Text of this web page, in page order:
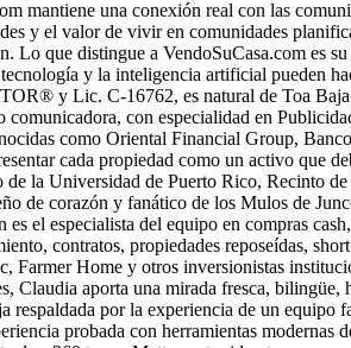
mantiene una conexión real con las
y el valor de vivir en comunidades
Lo que distingue a VendoSuCasa.com es
y la inteligencia artificial pueden
y Lic. C-16762, es natural de Toa
con especialidad en
como Oriental Financial Group,
cada propiedad como un activo que
la Universidad de Puerto Rico, Recinto
de corazón y fanático de los Mulos de
el especialista del equipo en compras
contratos, propiedades reposeídas,
Farmer Home y otros inversionistas
Claudia aporta una mirada fresca,
respaldada por la experiencia de un
probada con herramientas